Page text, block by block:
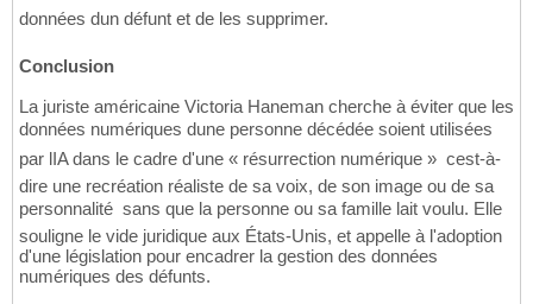
données dun défunt et de les supprimer.
Conclusion
La juriste américaine Victoria Haneman cherche à éviter que les
données numériques dune personne décédée soient utilisées
par lIA dans le cadre d'une « résurrection numérique »  cest-à-
dire une recréation réaliste de sa voix, de son image ou de sa
personnalité  sans que la personne ou sa famille lait voulu. Elle
souligne le vide juridique aux États-Unis, et appelle à l'adoption
d'une législation pour encadrer la gestion des données
numériques des défunts.